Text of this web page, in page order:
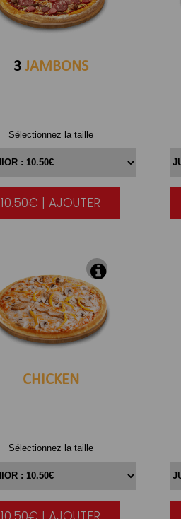
3JAMBONS
Sélectionnez la taille
|
10.50€ | AJOUTER
CHICKEN
Sélectionnez la taille